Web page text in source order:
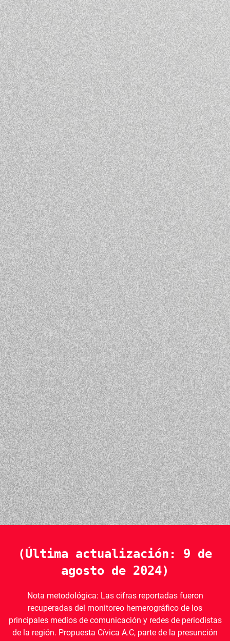
(Última actualización: 9 de
agosto de 2024)
Nota metodológica: Las cifras reportadas fueron
recuperadas del monitoreo hemerográfico de los
principales medios de comunicación y redes de periodistas
de la región. Propuesta Cívica A.C, parte de la presunción